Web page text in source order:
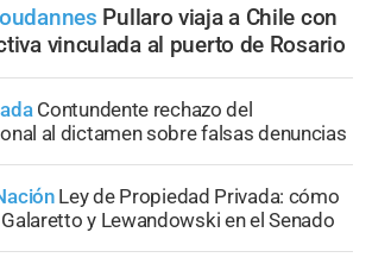
Pullaro viaja a Chile con
vinculada al puerto de Rosario
Contundente rechazo del
al dictamen sobre falsas denuncias
Ley de Propiedad Privada: cómo
y Lewandowski en el Senado